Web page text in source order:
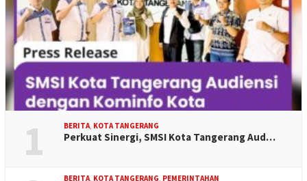
1 BERITA KOTA TANGERANG
Perkuat Sinergi, SMSI Kota Tangerang Aud…
BERITA KOTA TANGERANG PEMERINTAHAN